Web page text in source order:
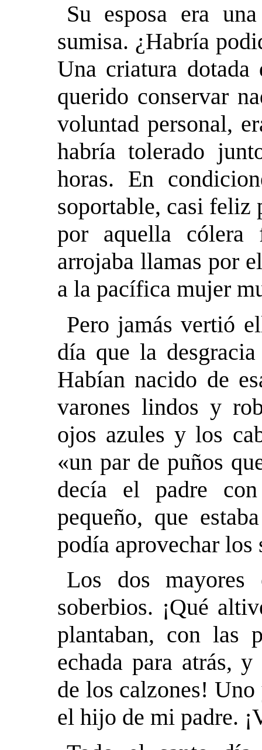
Su esposa era
sumisa. ¿Habría
Una criatura
querido conservar
voluntad personal,
habría tolerado
horas. En
soportable, casi feliz
por aquella cólera
arrojaba llamas por
a la pacífica mujer
Pero jamás vertió
día que la
Habían nacido de
varones lindos y
ojos azules y los
«un par de puños
decía el padre
pequeño, que
podía aprovechar los
Los dos mayores
soberbios. ¡Qué
plantaban, con las
echada para atrás,
de los calzones!
el hijo de mi padre.